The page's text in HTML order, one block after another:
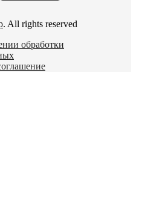
. All rights reserved
обработки